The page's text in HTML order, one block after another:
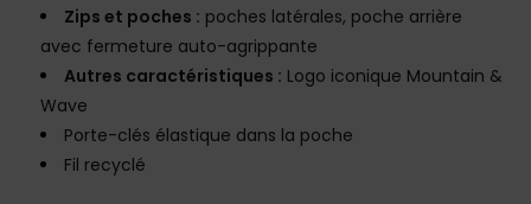
Zips et poches : poches latérales, poche arrière
avec fermeture auto-agrippante
Autres caractéristiques : Logo iconique Mountain &
Wave
Porte-clés élastique dans la poche
Fil recyclé